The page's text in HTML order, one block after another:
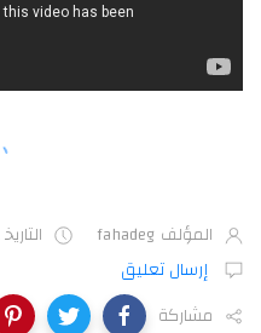
المؤلف fahadeg التاريخ
إرسال تعليق
مشاركة